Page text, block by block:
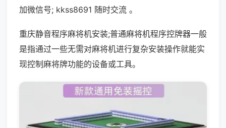
加微信号; kkss8691 随时交流 。
重庆静音程序麻将机安装;普通麻将机程序控牌器一般
是指通过一些无需对麻将机进行复杂安装操作就能实
现控制麻将牌功能的设备或工具。